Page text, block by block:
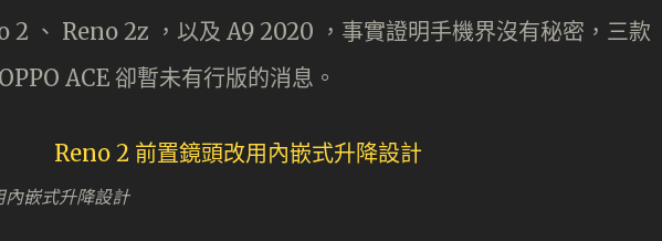
2 、 Reno 2z ，以及 A9 2020 ，事實證明手機界沒有秘密，三款
ACE 卻暫未有行版的消息。
嵌式升降設計